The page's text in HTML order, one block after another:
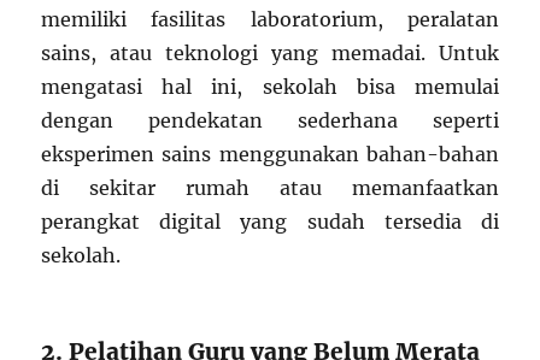
memiliki fasilitas laboratorium, peralatan
sains, atau teknologi yang memadai. Untuk
mengatasi hal ini, sekolah bisa memulai
dengan pendekatan sederhana seperti
eksperimen sains menggunakan bahan-bahan
di sekitar rumah atau memanfaatkan
perangkat digital yang sudah tersedia di
sekolah.
2. Pelatihan Guru yang Belum Merata